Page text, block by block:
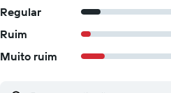
Regular
Ruim
Muito ruim